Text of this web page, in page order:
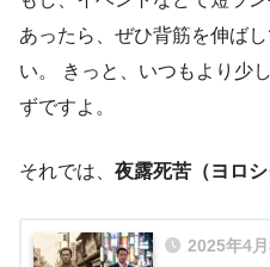
あったら、ぜひ背筋を伸ば
い。 きっと、いつもより少
ずですよ。
それでは、 夜露死苦（ヨロシ
2025年4月